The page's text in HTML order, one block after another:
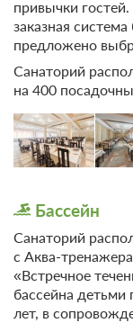
Библиотека
Кинотеатр
привычки
заказная
предложено
Санаторий
на 400
Бассейн
Санаторий
с Аква-
«Встречное
бассейна
лет, в